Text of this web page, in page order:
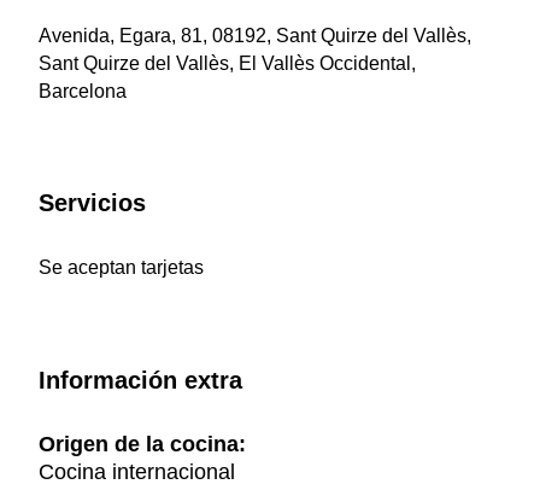
Avenida, Egara, 81, 08192, Sant Quirze del Vallès,
Sant Quirze del Vallès, El Vallès Occidental,
Barcelona
Servicios
Se aceptan tarjetas
Información extra
Origen de la cocina:
Cocina internacional